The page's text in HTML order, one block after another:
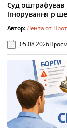
Суд оштрафував
ігнорування
Автор:Лента от
05.08.2026